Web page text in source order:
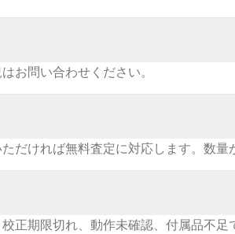
お問い合わせください。
だければ無料査定に対応します。数量
正期限切れ、動作未確認、付属品不足